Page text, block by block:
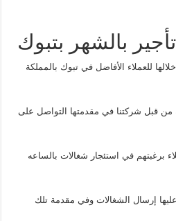
بالشهر بتبوك
للعملاء الأفاضل في تبوك بالمملكة
من قبل شركتنا في مقدمتها التواصل على
برغبتهم في استئجار شغالات بالساعه
عليها إرسال الشغالات وفي مقدمة تلك